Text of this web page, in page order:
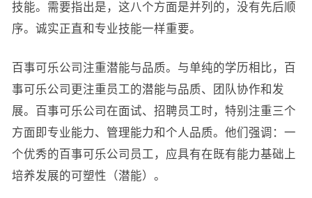
技能。需要指出是，这八个方面是并列的，没有先后顺
序。诚实正直和专业技能一样重要。
百事可乐公司注重潜能与品质。与单纯的学历相比，百
事可乐公司更注重员工的潜能与品质、团队协作和发
展。百事可乐公司在面试、招聘员工时，特别注重三个
方面即专业能力、管理能力和个人品质。他们强调：一
个优秀的百事可乐公司员工，应具有在既有能力基础上
培养发展的可塑性（潜能）。